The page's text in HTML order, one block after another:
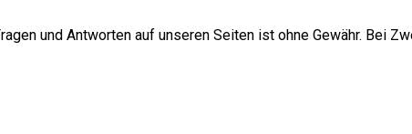
und Antworten auf unseren Seiten ist ohne Gewähr. Bei